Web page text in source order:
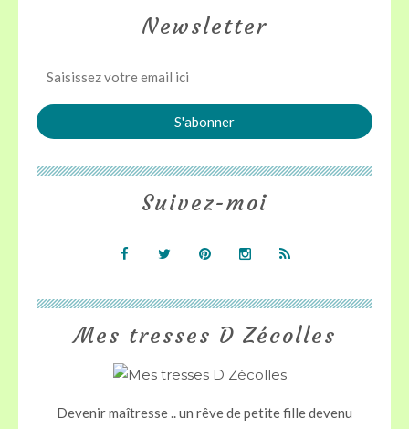
Newsletter
Mes tresses D Zécolles
Devenir maîtresse .. un rêve de petite fille devenu
Suivez-moi